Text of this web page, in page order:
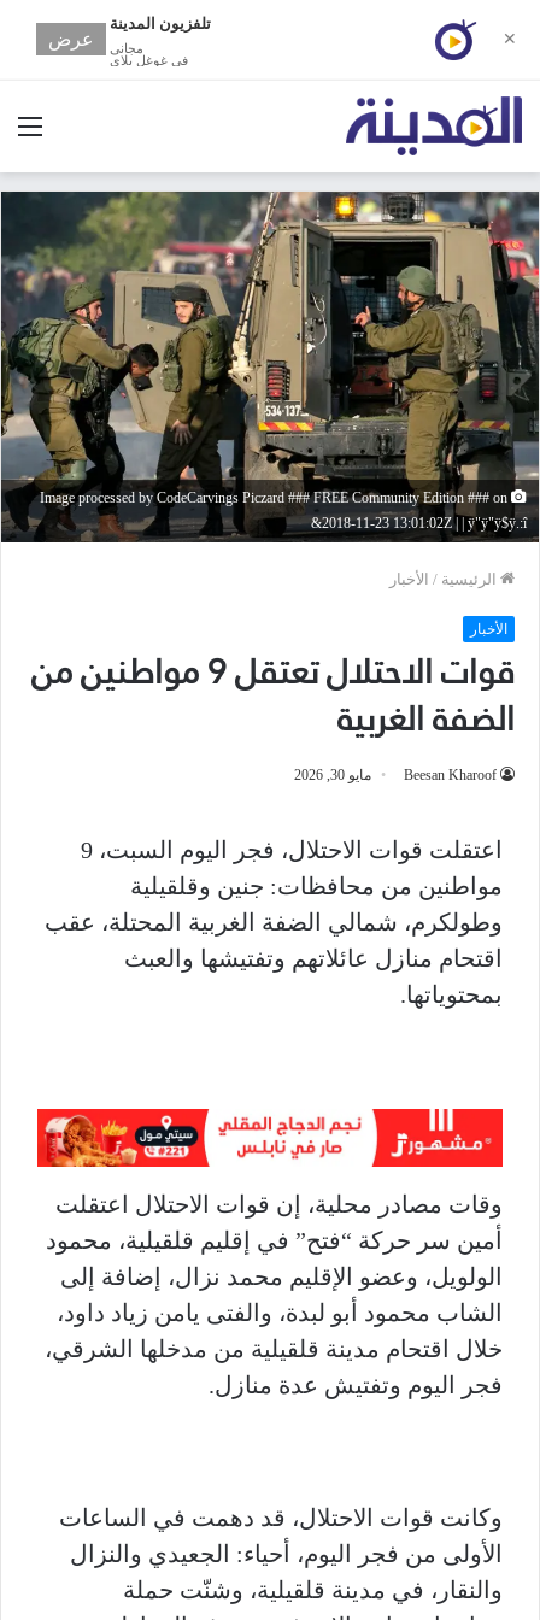
Image processed by CodeCarvings Piczard ### FREE Community Edition ### on
2018-11-23 13:01:02Z | | ÿ"ÿ"ÿ$ÿ.:î&
الرئيسية / الأخبار
الأخبار
قوات الاحتلال تعتقل 9 مواطنين من
الضفة الغربية
Beesan Kharoof مايو 30, 2026
اعتقلت قوات الاحتلال، فجر اليوم السبت، 9
مواطنين من محافظات: جنين وقلقيلية
وطولكرم، شمالي الضفة الغربية المحتلة، عقب
اقتحام منازل عائلاتهم وتفتيشها والعبث
بمحتوياتها.
وقات مصادر محلية، إن قوات الاحتلال اعتقلت
أمين سر حركة “فتح” في إقليم قلقيلية، محمود
الولويل، وعضو الإقليم محمد نزال، إضافة إلى
الشاب محمود أبو لبدة، والفتى يامن زياد داود،
خلال اقتحام مدينة قلقيلية من مدخلها الشرقي،
فجر اليوم وتفتيش عدة منازل.
وكانت قوات الاحتلال، قد دهمت في الساعات
الأولى من فجر اليوم، أحياء: الجعيدي والنزال
والنقار، في مدينة قلقيلية، وشنّت حملة
✕
تلفزيون المدينة
مجانى
في غوغل بلاي
عرض